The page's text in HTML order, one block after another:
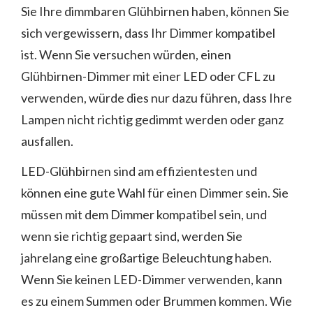
Sie Ihre dimmbaren Glühbirnen haben, können Sie
sich vergewissern, dass Ihr Dimmer kompatibel
ist. Wenn Sie versuchen würden, einen
Glühbirnen-Dimmer mit einer LED oder CFL zu
verwenden, würde dies nur dazu führen, dass Ihre
Lampen nicht richtig gedimmt werden oder ganz
ausfallen.
LED-Glühbirnen sind am effizientesten und
können eine gute Wahl für einen Dimmer sein. Sie
müssen mit dem Dimmer kompatibel sein, und
wenn sie richtig gepaart sind, werden Sie
jahrelang eine großartige Beleuchtung haben.
Wenn Sie keinen LED-Dimmer verwenden, kann
es zu einem Summen oder Brummen kommen. Wie